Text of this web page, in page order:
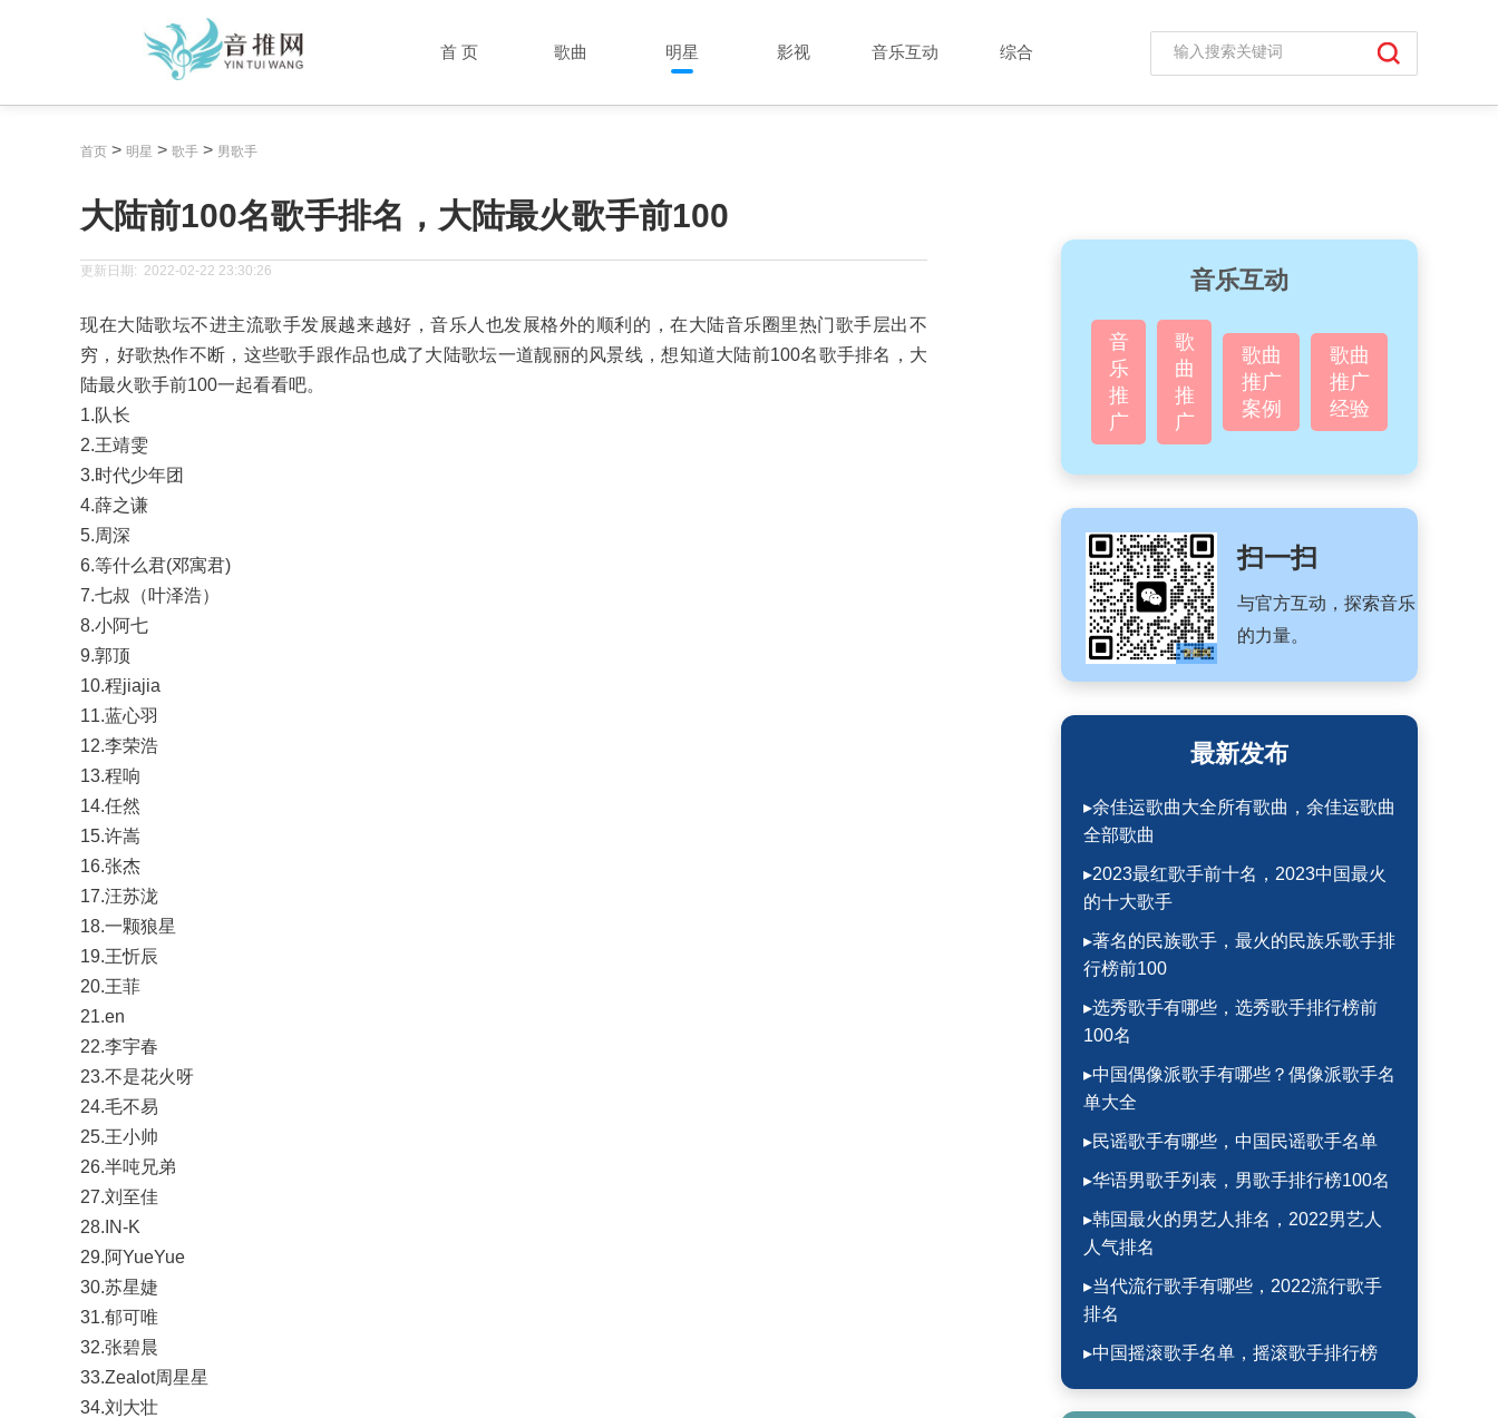
首 页 歌曲 明星 影视 音乐互动 综合
首页 > 明星 > 歌手 > 男歌手
大陆前100名歌手排名，大陆最火歌手前100
更新日期: 2022-02-22 23:30:26
现在大陆歌坛不进主流歌手发展越来越好，音乐人也发展格外的顺利的，在大陆音乐圈里热门歌手层出不
穷，好歌热作不断，这些歌手跟作品也成了大陆歌坛一道靓丽的风景线，想知道大陆前100名歌手排名，大
陆最火歌手前100一起看看吧。
1.队长
2.王靖雯
3.时代少年团
4.薛之谦
5.周深
6.等什么君(邓寓君)
7.七叔（叶泽浩）
8.小阿七
9.郭顶
10.程jiajia
11.蓝心羽
12.李荣浩
13.程响
14.任然
15.许嵩
16.张杰
17.汪苏泷
18.一颗狼星
19.王忻辰
20.王菲
21.en
22.李宇春
23.不是花火呀
24.毛不易
25.王小帅
26.半吨兄弟
27.刘至佳
28.IN-K
29.阿YueYue
30.苏星婕
31.郁可唯
32.张碧晨
33.Zealot周星星
34.刘大壮
音乐互动
音
乐
推
广
歌
曲
推
广
歌曲
推广
案例
歌曲
推广
经验
扫一扫
与官方互动，探索音乐
的力量。
最新发布
▸余佳运歌曲大全所有歌曲，余佳运歌曲
全部歌曲
▸2023最红歌手前十名，2023中国最火
的十大歌手
▸著名的民族歌手，最火的民族乐歌手排
行榜前100
▸选秀歌手有哪些，选秀歌手排行榜前
100名
▸中国偶像派歌手有哪些？偶像派歌手名
单大全
▸民谣歌手有哪些，中国民谣歌手名单
▸华语男歌手列表，男歌手排行榜100名
▸韩国最火的男艺人排名，2022男艺人
人气排名
▸当代流行歌手有哪些，2022流行歌手
排名
▸中国摇滚歌手名单，摇滚歌手排行榜